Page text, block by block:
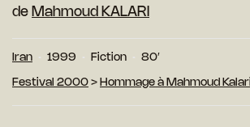
de Mahmoud KALARI
Iran 1999 Fiction 80′
Festival 2000 > Hommage à Mahmoud Kalari